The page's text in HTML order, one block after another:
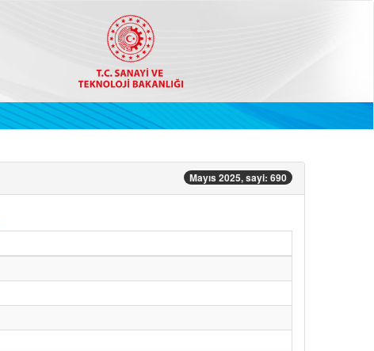
Mayıs 2025, sayi: 690